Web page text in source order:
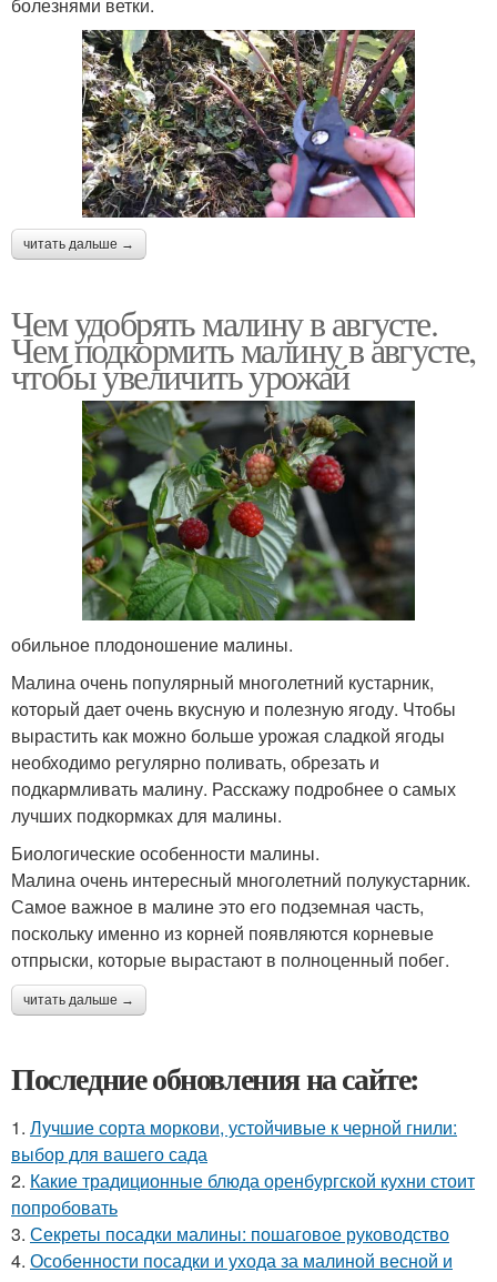
болезнями ветки.
читать дальше →
Чем удобрять малину в августе.
Чем подкормить малину в августе,
чтобы увеличить урожай
обильное плодоношение малины.
Малина очень популярный многолетний кустарник,
который дает очень вкусную и полезную ягоду. Чтобы
вырастить как можно больше урожая сладкой ягоды
необходимо регулярно поливать, обрезать и
подкармливать малину. Расскажу подробнее о самых
лучших подкормках для малины.
Биологические особенности малины.
Малина очень интересный многолетний полукустарник.
Самое важное в малине это его подземная часть,
поскольку именно из корней появляются корневые
отпрыски, которые вырастают в полноценный побег.
читать дальше →
Последние обновления на сайте:
1. Лучшие сорта моркови, устойчивые к черной гнили:
выбор для вашего сада
2. Какие традиционные блюда оренбургской кухни стоит
попробовать
3. Секреты посадки малины: пошаговое руководство
4. Особенности посадки и ухода за малиной весной и